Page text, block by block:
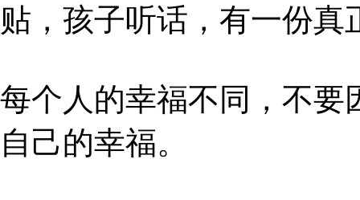
贴，孩子听话，有一份
每个人的幸福不同，不要
自己的幸福。